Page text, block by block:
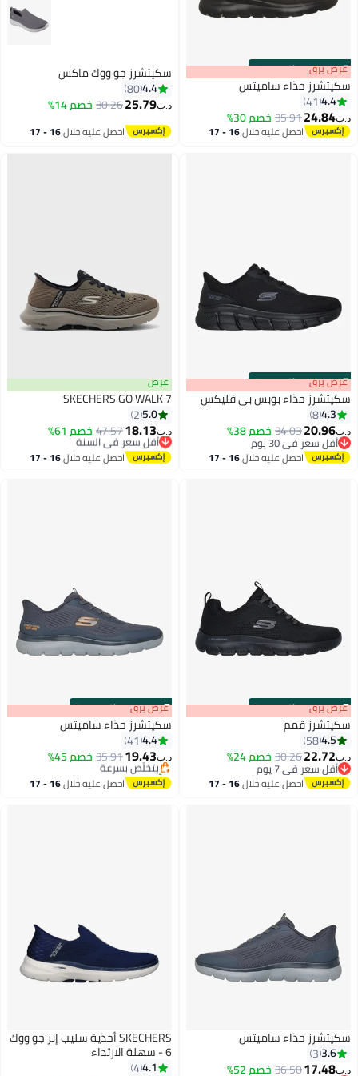
00m:00s
·باقي 100%
3
عرض برق
سكيتشرز حذاء ساميتس
4.4
41
د.ب‏24.84
35.91خصم 30%
احصل عليه خلال 16 - 17
4
سكيتشرز جو ووك ماكس
4.4
80
د.ب‏25.79
30.26خصم 14%
احصل عليه خلال 16 - 17
00m:00s
·باقي 100%
5
عرض برق
سكيتشرز حذاء بوبس بي فليكس
4.3
8
د.ب‏20.96
34.03خصم 38%
أقل سعر في 30 يوم
أقل سعر في 30 يوماحصل عليه خلال 16 - 17
عرض
SKECHERS GO WALK 7
5.0
2
د.ب‏18.13
47.57خصم 61%
أقل سعر في السنة
بتخلّص بسرعة
أقل سعر في السنة
احصل عليه خلال 16 - 17
00m:00s
·باقي 100%
3
عرض برق
سكيتشرز قمم
4.5
58
د.ب‏22.72
30.26خصم 24%
أقل سعر في 7 يوم
أقل سعر في 7 يوماحصل عليه خلال 16 - 17
00m:00s
·باقي 100%
3
عرض برق
سكيتشرز حذاء ساميتس
4.4
41
د.ب‏19.43
35.91خصم 45% بتخلّص بسرعة
تم بيع +20 مؤخرًا
بتخلّص بسرعةاحصل عليه خلال 16 - 17
سكيتشرز حذاء ساميتس
3.6
3
د.ب‏17.48
36.50خصم 52%
SKECHERS أحذية سليب إنز جو ووك
6 - سهلة الارتداء
4.1
4